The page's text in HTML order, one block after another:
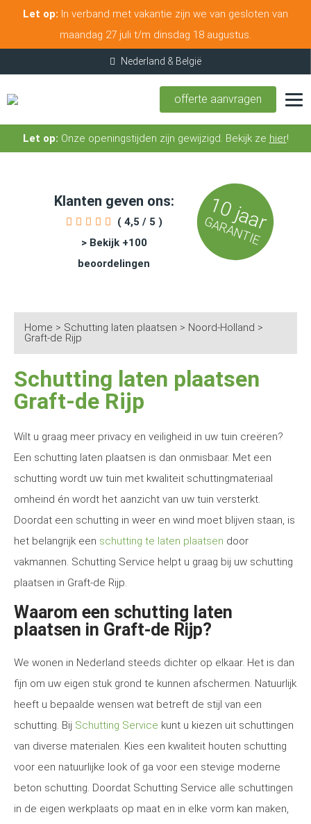
Let op: In verband met vakantie zijn we van gesloten van
maandag 27 juli t/m dinsdag 18 augustus.
offerte aanvragen
Let op: Onze openingstijden zijn gewijzigd. Bekijk ze hier!
Klanten geven ons:
( 4,5 / 5 )
> Bekijk +100
beoordelingen
10 jaar
GARANTIE
Home > Schutting laten plaatsen > Noord-Holland >
Graft-de Rijp
Schutting laten plaatsen
Graft-de Rijp
Wilt u graag meer privacy en veiligheid in uw tuin creëren?
Een schutting laten plaatsen is dan onmisbaar. Met een
schutting wordt uw tuin met kwaliteit schuttingmateriaal
omheind én wordt het aanzicht van uw tuin versterkt.
Doordat een schutting in weer en wind moet blijven staan, is
het belangrijk een schutting te laten plaatsen door
vakmannen. Schutting Service helpt u graag bij uw schutting
plaatsen in Graft-de Rijp.
Waarom een schutting laten
plaatsen in Graft-de Rijp?
We wonen in Nederland steeds dichter op elkaar. Het is dan
fijn om uw eigen stuk grond te kunnen afschermen. Natuurlijk
heeft u bepaalde wensen wat betreft de stijl van een
schutting. Bij Schutting Service kunt u kiezen uit schuttingen
van diverse materialen. Kies een kwaliteit houten schutting
voor een natuurlijke look of ga voor een stevige moderne
beton schutting. Doordat Schutting Service alle schuttingen
in de eigen werkplaats op maat en in elke vorm kan maken,